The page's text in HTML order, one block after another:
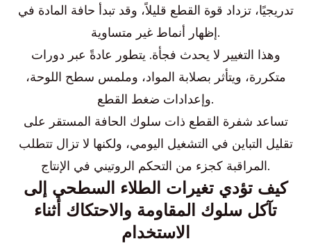
تدريجيًا، تزداد قوة القطع قليلاً، وقد تبدأ حافة المادة في
إظهار أنماط غير متساوية.
وهذا التغيير لا يحدث فجأة. يتطور عادةً عبر دورات
متكررة، ويتأثر بصلابة المواد، وملمس سطح اللوحة،
وإعدادات ضغط القطع.
تساعد شفرة القطع ذات سلوك الحافة المستقر على
تقليل التباين في التشغيل اليومي، ولكنها لا تزال تتطلب
المراقبة كجزء من التحكم الروتيني في الإنتاج.
كيف تؤدي تغيرات الطلاء السطحي إلى
تآكل سلوك المقاومة والاحتكاك أثناء
الاستخدام